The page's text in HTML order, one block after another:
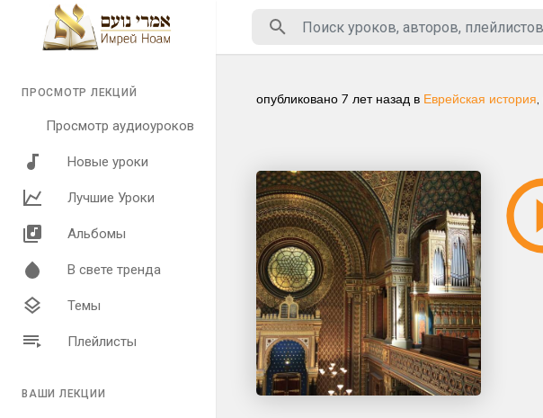
ПРОСМОТР ЛЕКЦИЙ
Просмотр аудиоуроков
Новые уроки
Лучшие Уроки
Альбомы
В свете тренда
Темы
Плейлисты
ВАШИ ЛЕКЦИИ
опубликовано 7 лет назад в Еврейская история